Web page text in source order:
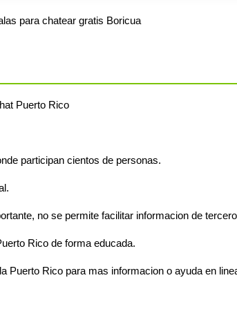
para chatear gratis Boricua
Puerto Rico
participan cientos de personas.
no se permite facilitar informacion de
Rico de forma educada.
Puerto Rico para mas informacion o ayuda en